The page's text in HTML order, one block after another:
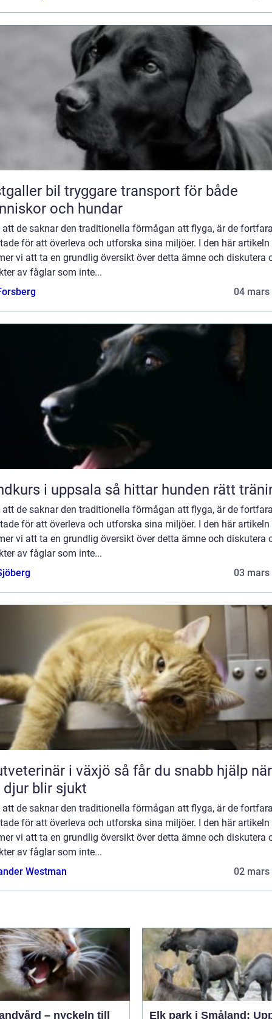
tryggare transport för både
och hundar
att de saknar den traditionella förmågan att flyga, är de
för att överleva och utforska sina miljöer. I den här artikeln
vi att ta en grundlig översikt över detta ämne och diskutera
av fåglar som inte...
04 mars
Hundkurs i uppsala så hittar hunden rätt
att de saknar den traditionella förmågan att flyga, är de
för att överleva och utforska sina miljöer. I den här artikeln
vi att ta en grundlig översikt över detta ämne och diskutera
av fåglar som inte...
03 mars
i växjö så får du snabb hjälp när
blir sjukt
att de saknar den traditionella förmågan att flyga, är de
för att överleva och utforska sina miljöer. I den här artikeln
vi att ta en grundlig översikt över detta ämne och diskutera
av fåglar som inte...
Westman
02 mars
– nyckeln till Elk park i Småland: